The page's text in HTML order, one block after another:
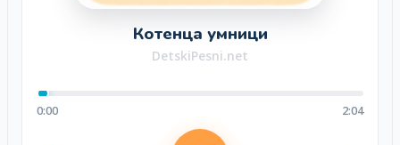
Котенца умници
DetskiPesni.net
0:00 2:04